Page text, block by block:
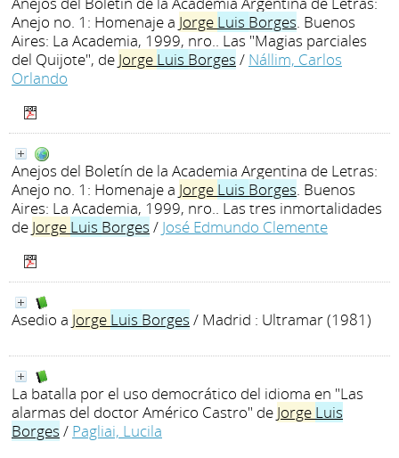
Anejo no. 1: Homenaje a Jorge Luis Borges. Buenos
Aires: La Academia, 1999, nro.. Las "Magias parciales
del Quijote", de Jorge Luis Borges / Nállim, Carlos
Orlando
Anejos del Boletín de la Academia Argentina de Letras:
Anejo no. 1: Homenaje a Jorge Luis Borges. Buenos
Aires: La Academia, 1999, nro.. Las tres inmortalidades
de Jorge Luis Borges / José Edmundo Clemente
Asedio a Jorge Luis Borges / Madrid : Ultramar (1981)
La batalla por el uso democrático del idioma en "Las
alarmas del doctor Américo Castro" de Jorge Luis
Borges / Pagliai, Lucila